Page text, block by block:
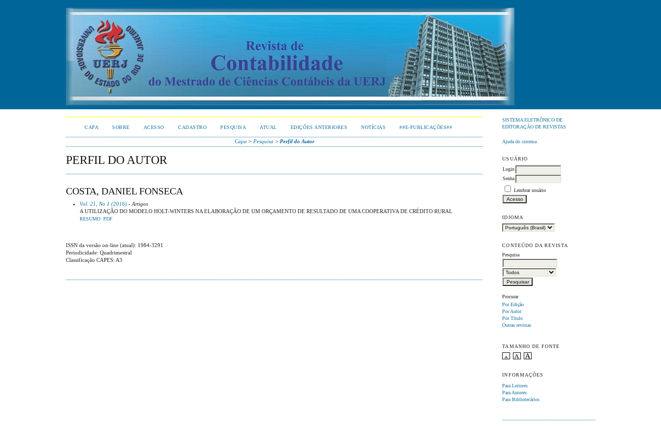
SISTEMA ELETRÔNICO DE
EDITORAÇÃO DE REVISTAS
Ajuda do sistema
USUÁRIO
Login
Senha
Lembrar usuário
IDIOMA
CONTEÚDO DA REVISTA
Pesquisa
Procurar
Por Edição
Por Autor
Por Título
Outras revistas
TAMANHO DE FONTE
INFORMAÇÕES
Para Leitores
Para Autores
Para Bibliotecários
CAPA SOBRE ACESSO CADASTRO PESQUISA ATUAL EDIÇÕES ANTERIORES NOTÍCIAS ##E-PUBLICAÇÕES##
Capa > Pesquisa > Perfil do Autor
PERFIL DO AUTOR
COSTA, DANIEL FONSECA
Vol. 21, No 1 (2016) - Artigos
A UTILIZAÇÃO DO MODELO HOLT-WINTERS NA ELABORAÇÃO DE UM ORÇAMENTO DE RESULTADO DE UMA COOPERATIVA DE CRÉDITO RURAL
RESUMO PDF
ISSN da versão on-line (atual): 1984-3291
Periodicidade: Quadrimestral
Classificação CAPES: A3